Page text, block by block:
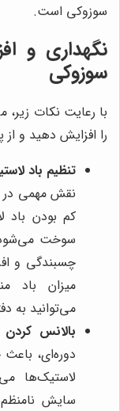
سوزوکی است.
نگهداری و
سوزوکی
با رعایت نکات
را افزایش دهید و
تنظیم باد
نقش مهمی در
کم بودن
سوخت می‌شود
چسبندگی و
میزان باد
می‌توانید به
بالانس
دوره‌ای،
لاستیک‌ها
سایش